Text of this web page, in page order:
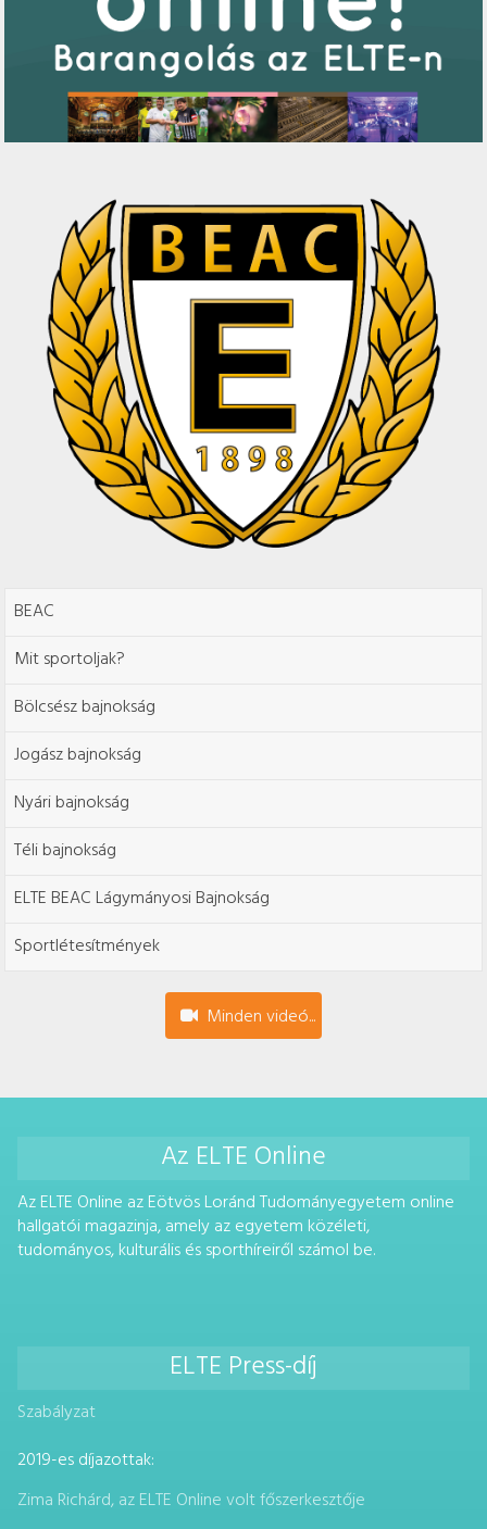
BEAC
Mit sportoljak?
Bölcsész bajnokság
Jogász bajnokság
Nyári bajnokság
Téli bajnokság
ELTE BEAC Lágymányosi Bajnokság
Sportlétesítmények
Minden videó...
Az ELTE Online
Az ELTE Online az Eötvös Loránd Tudományegyetem online
hallgatói magazinja, amely az egyetem közéleti,
tudományos, kulturális és sporthíreiről számol be.
ELTE Press-díj
Szabályzat
2019-es díjazottak:
Zima Richárd, az ELTE Online volt főszerkesztője